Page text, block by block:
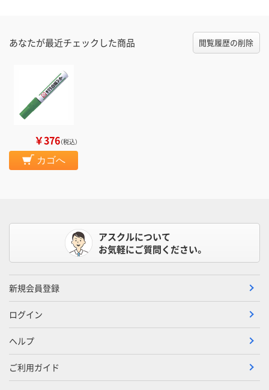
あなたが最近チェックした商品 閲覧履歴の削除
￥376（税込）
カゴへ
アスクルについて
お気軽にご質問ください。
新規会員登録
ログイン
ヘルプ
ご利用ガイド